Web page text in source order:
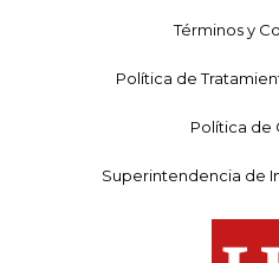
Términos y
Política de
Política de
Superintendencia de